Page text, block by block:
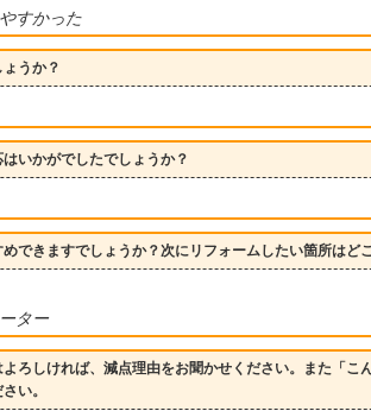
すかった
うか？
いかがでしたでしょうか？
できますでしょうか？次にリフォームしたい箇所はど
ター
ろしければ、減点理由をお聞かせください。また「こ
い。